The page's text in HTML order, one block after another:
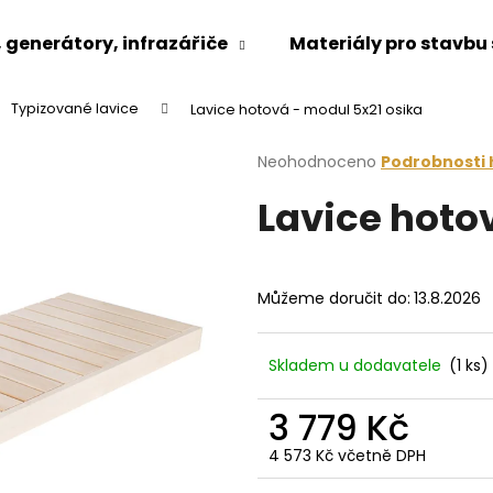
generátory, infrazářiče Materiály pro stavbu
Typizované lavice Lavice hotová - modul 5x21 osika
Průměrné
produktu
je
hvězdiček.
Neohodnoceno Podrobnosti
Lavice
Můžeme doručit do: 13.8.2026
Skladem u dodavatele (1 ks)
3 779 Kč
4 573 Kč včetně DPH
Měrná
Co potřebujete najít?
HLEDAT
Doporučujeme